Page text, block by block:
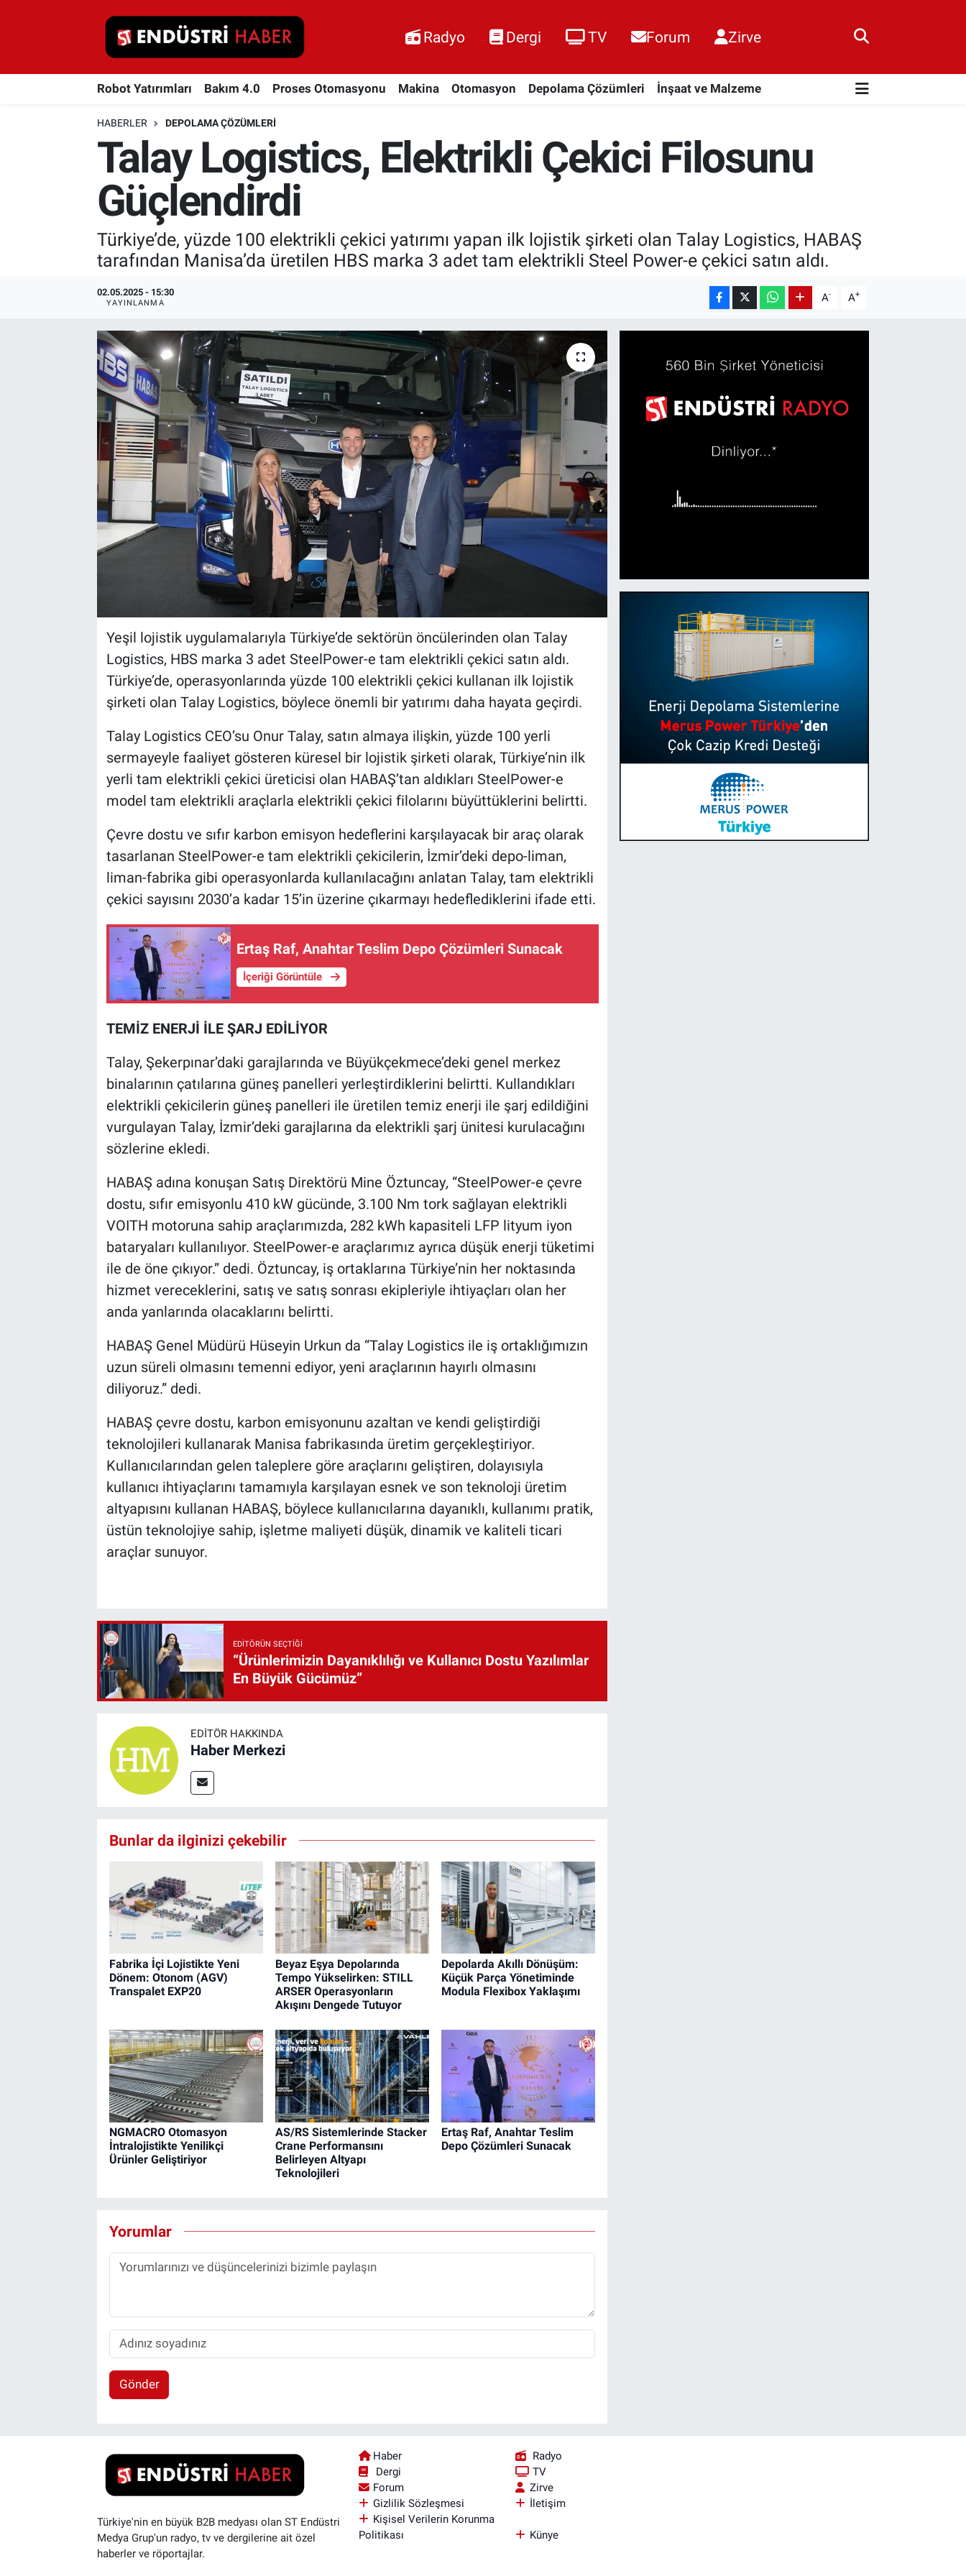
Radyo Dergi TV Forum Zirve
Robot Yatırımları Bakım 4.0 Proses Otomasyonu Makina Otomasyon Depolama Çözümleri İnşaat ve Malzeme
HABERLER DEPOLAMA ÇÖZÜMLERI
Talay Logistics, Elektrikli Çekici Filosunu
Güçlendirdi
Türkiye’de, yüzde 100 elektrikli çekici yatırımı yapan ilk lojistik şirketi olan Talay Logistics, HABAŞ
tarafından Manisa’da üretilen HBS marka 3 adet tam elektrikli Steel Power-e çekici satın aldı.
02.05.2025 - 15:30
YAYINLANMA A- A+
Yeşil lojistik uygulamalarıyla Türkiye’de sektörün öncülerinden olan Talay
Logistics, HBS marka 3 adet SteelPower-e tam elektrikli çekici satın aldı.
Türkiye’de, operasyonlarında yüzde 100 elektrikli çekici kullanan ilk lojistik
şirketi olan Talay Logistics, böylece önemli bir yatırımı daha hayata geçirdi.
Talay Logistics CEO’su Onur Talay, satın almaya ilişkin, yüzde 100 yerli
sermayeyle faaliyet gösteren küresel bir lojistik şirketi olarak, Türkiye’nin ilk
yerli tam elektrikli çekici üreticisi olan HABAŞ’tan aldıkları SteelPower-e
model tam elektrikli araçlarla elektrikli çekici filolarını büyüttüklerini belirtti.
Çevre dostu ve sıfır karbon emisyon hedeflerini karşılayacak bir araç olarak
tasarlanan SteelPower-e tam elektrikli çekicilerin, İzmir’deki depo-liman,
liman-fabrika gibi operasyonlarda kullanılacağını anlatan Talay, tam elektrikli
çekici sayısını 2030’a kadar 15’in üzerine çıkarmayı hedeflediklerini ifade etti.
Ertaş Raf, Anahtar Teslim Depo Çözümleri Sunacak
İçeriği Görüntüle
TEMİZ ENERJİ İLE ŞARJ EDİLİYOR
Talay, Şekerpınar’daki garajlarında ve Büyükçekmece’deki genel merkez
binalarının çatılarına güneş panelleri yerleştirdiklerini belirtti. Kullandıkları
elektrikli çekicilerin güneş panelleri ile üretilen temiz enerji ile şarj edildiğini
vurgulayan Talay, İzmir’deki garajlarına da elektrikli şarj ünitesi kurulacağını
sözlerine ekledi.
HABAŞ adına konuşan Satış Direktörü Mine Öztuncay, “SteelPower-e çevre
dostu, sıfır emisyonlu 410 kW gücünde, 3.100 Nm tork sağlayan elektrikli
VOITH motoruna sahip araçlarımızda, 282 kWh kapasiteli LFP lityum iyon
bataryaları kullanılıyor. SteelPower-e araçlarımız ayrıca düşük enerji tüketimi
ile de öne çıkıyor.” dedi. Öztuncay, iş ortaklarına Türkiye’nin her noktasında
hizmet vereceklerini, satış ve satış sonrası ekipleriyle ihtiyaçları olan her
anda yanlarında olacaklarını belirtti.
HABAŞ Genel Müdürü Hüseyin Urkun da “Talay Logistics ile iş ortaklığımızın
uzun süreli olmasını temenni ediyor, yeni araçlarının hayırlı olmasını
diliyoruz.” dedi.
HABAŞ çevre dostu, karbon emisyonunu azaltan ve kendi geliştirdiği
teknolojileri kullanarak Manisa fabrikasında üretim gerçekleştiriyor.
Kullanıcılarından gelen taleplere göre araçlarını geliştiren, dolayısıyla
kullanıcı ihtiyaçlarını tamamıyla karşılayan esnek ve son teknoloji üretim
altyapısını kullanan HABAŞ, böylece kullanıcılarına dayanıklı, kullanımı pratik,
üstün teknolojiye sahip, işletme maliyeti düşük, dinamik ve kaliteli ticari
araçlar sunuyor.
EDITÖRÜN SEÇTIĞI
“Ürünlerimizin Dayanıklılığı ve Kullanıcı Dostu Yazılımlar
En Büyük Gücümüz”
EDITÖR HAKKINDA
Haber Merkezi
Bunlar da ilginizi çekebilir
Fabrika İçi Lojistikte Yeni
Dönem: Otonom (AGV)
Transpalet EXP20
Beyaz Eşya Depolarında
Tempo Yükselirken: STILL
ARSER Operasyonların
Akışını Dengede Tutuyor
Depolarda Akıllı Dönüşüm:
Küçük Parça Yönetiminde
Modula Flexibox Yaklaşımı
NGMACRO Otomasyon
İntralojistikte Yenilikçi
Ürünler Geliştiriyor
AS/RS Sistemlerinde Stacker
Crane Performansını
Belirleyen Altyapı
Teknolojileri
Ertaş Raf, Anahtar Teslim
Depo Çözümleri Sunacak
Yorumlar
Gönder
Türkiye'nin en büyük B2B medyası olan ST Endüstri
Medya Grup'un radyo, tv ve dergilerine ait özel
haberler ve röportajlar.
Haber
Radyo
Dergi
TV
Forum
Zirve
Gizlilik Sözleşmesi
İletişim
Kişisel Verilerin Korunma
Politikası
Künye
Robot Yatırımları
Proses Otomasyonu
Otomasyon
Depolama Çözümleri
EndüstriST
Enerjisini Üreten Fabrikalar
Endüstri 4.0 Uygulamaları
Ağır Sanayi Çözümleri